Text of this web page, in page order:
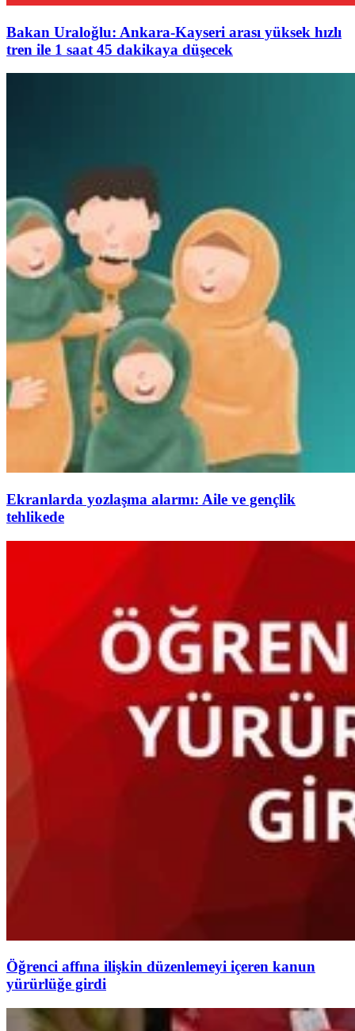
Bakan Uraloğlu: Ankara-Kayseri arası yüksek hızlı
tren ile 1 saat 45 dakikaya düşecek
Ekranlarda yozlaşma alarmı: Aile ve gençlik
tehlikede
Öğrenci affına ilişkin düzenlemeyi içeren kanun
yürürlüğe girdi